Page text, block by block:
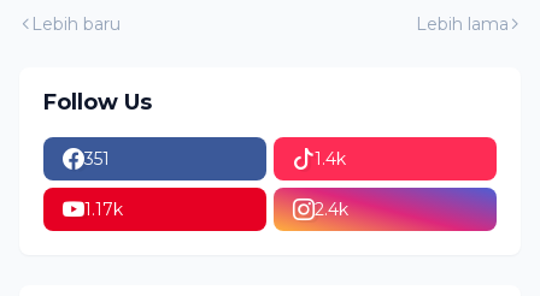
Lebih baru Lebih lama
Follow Us
351 1.4k
1.17k 2.4k